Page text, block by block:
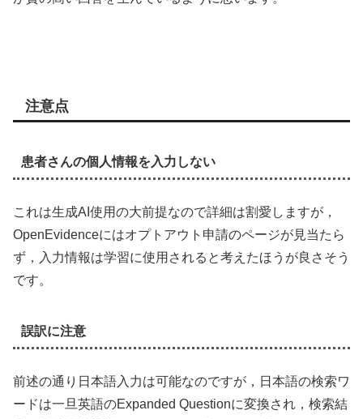
注意点
患者さんの個人情報を入力しない
これは生成AI使用の大前提なので詳細は割愛しますが，
OpenEvidenceにはオプトアウト申請のページが見当たら
ず，入力情報は学習に使用されると考えたほうが良さそう
です。
誤訳に注意
前述の通り日本語入力は可能なのですが，日本語の検索ワ
ードは一旦英語のExpanded Questionに変換され，検索結